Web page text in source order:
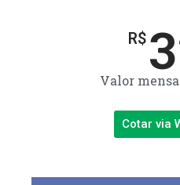
R$
Valor
Cotar via